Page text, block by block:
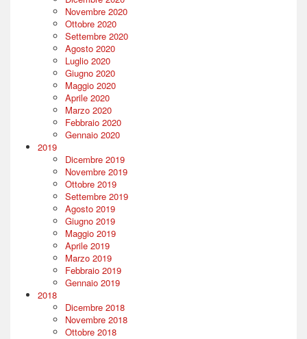
Novembre 2020
Ottobre 2020
Settembre 2020
Agosto 2020
Luglio 2020
Giugno 2020
Maggio 2020
Aprile 2020
Marzo 2020
Febbraio 2020
Gennaio 2020
2019
Dicembre 2019
Novembre 2019
Ottobre 2019
Settembre 2019
Agosto 2019
Giugno 2019
Maggio 2019
Aprile 2019
Marzo 2019
Febbraio 2019
Gennaio 2019
2018
Dicembre 2018
Novembre 2018
Ottobre 2018